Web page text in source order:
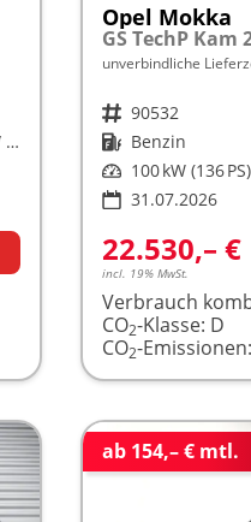
Kontrast Grau Metallic / Dachfar
Opel Mokka
GS TechP Kam
unverbindliche
Fahrzeugnr. 90532
Kraftstoff Benzin
Leistung 100 kW (136 PS)
31.07.2026
22.530,– €
incl. 19% MwSt.
Verbrauch
CO2-Klasse: D
CO2-Emissionen:
ab 154,– € mtl.